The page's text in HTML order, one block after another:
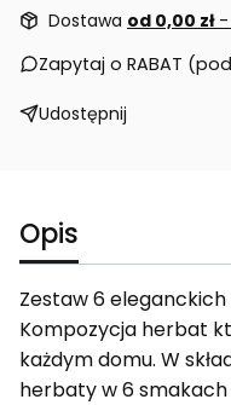
Dostawa od 0,00 zł -
Zapytaj o RABAT
Udostępnij
Opis
Zestaw 6
Kompozycja herbat
każdym domu. W
herbaty w 6 smakach